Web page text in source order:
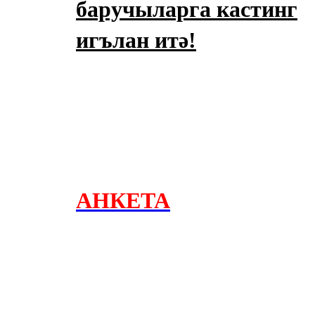
106,2 FM
104,7 FM
баручыларга кастинг
игълан итә!
АНКЕТА